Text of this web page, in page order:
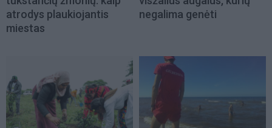
atrodys plaukiojantis
miestas
negalima genėti